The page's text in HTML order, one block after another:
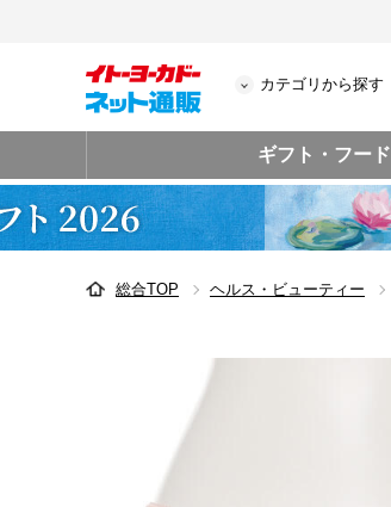
カテゴリから探す
ギフト・フード
総合TOP ヘルス・ビューティー